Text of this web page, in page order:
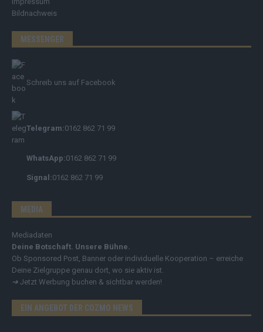
Bildnachweis
MESSENGER
Schreib uns auf Facebook
Telegram:0162 862 71 99
WhatsApp:0162 862 71 99
Signal:0162 862 71 99
MEDIA
Mediadaten
Deine Botschaft. Unsere Bühne.
Ob Sponsored Post, Banner oder individuelle Kooperation – erreiche
Deine Zielgruppe genau dort, wo sie aktiv ist.
➔ Jetzt Werbung buchen & sichtbar werden!
EIN ANGEBOT DER COZMO NEWS